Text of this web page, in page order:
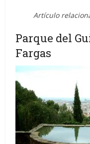
Artículo
Parque del
Fargas